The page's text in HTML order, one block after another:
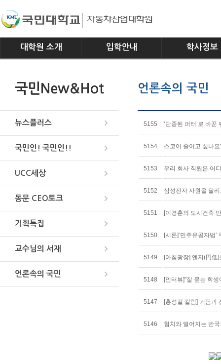
대학원 소개
연혁
입학안내 학사정보
교과과정
국민New&Hot
뉴스플러스
국민인! 국민인!!
UCC세상
동문 CEO토크
기획특집
교수님의 서재
언론속의 국민
언론속의 국민
5155 ‘단종된 퍼터’로 바
5154 스코어 줄이고 싶나
5153 우리 회사 직원은 어
5152 삼성전자 사원을 달
5151 [이경훈의 도시건축
5150 [시론]‘민주유공자법
5149 [아침광장] 엔저(円
5148 [인터뷰]"잘 묻는 학
5147 [홍성걸 칼럼] 괴담과
5146 협치와 멀어지는 반